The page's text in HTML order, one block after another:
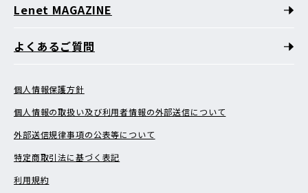
Lenet MAGAZINE
よくあるご質問
個人情報保護方針
個人情報の取扱い及び利用者情報の外部送信について
外部送信規律事項の公表等について
特定商取引法に基づく表記
利用規約